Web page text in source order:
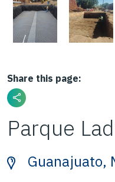
Share this page:
Parque
Guanajuato,